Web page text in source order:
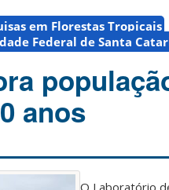
em Florestas Tropicais
Federal de Santa
anos